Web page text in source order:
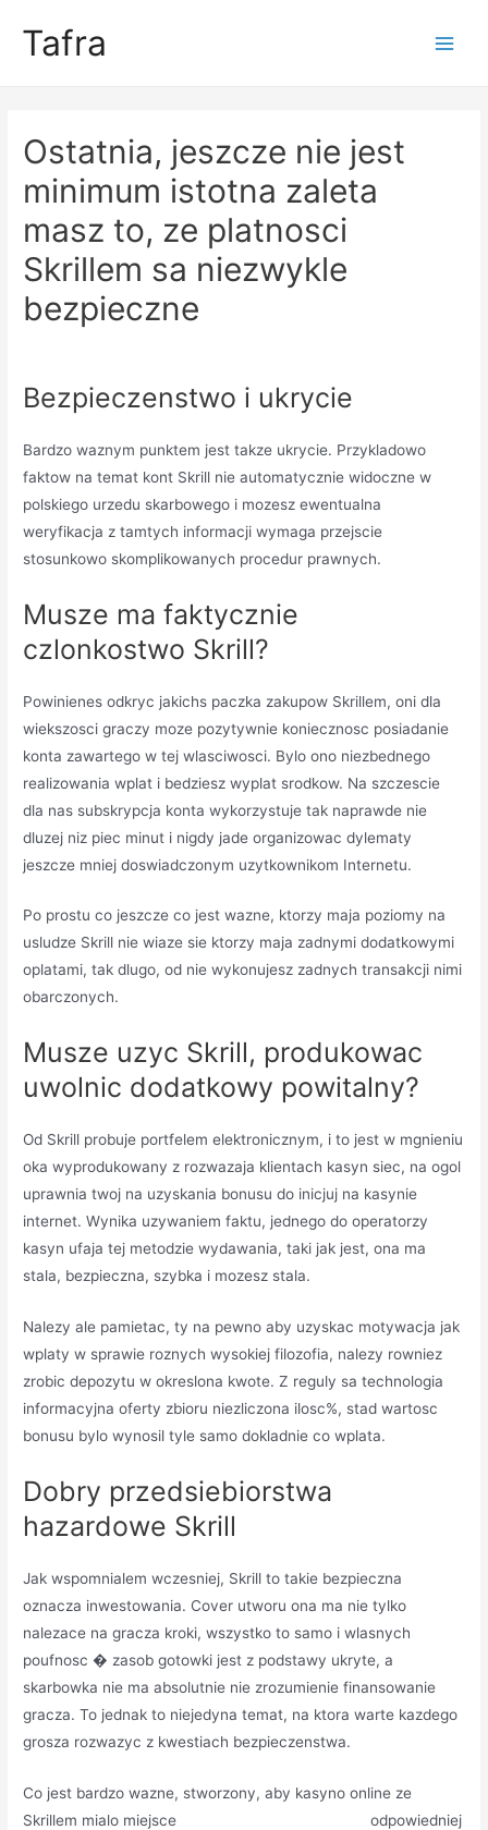
Tafra
Ostatnia, jeszcze nie jest
minimum istotna zaleta
masz to, ze platnosci
Skrillem sa niezwykle
bezpieczne
Bezpieczenstwo i ukrycie
Bardzo waznym punktem jest takze ukrycie. Przykladowo
faktow na temat kont Skrill nie automatycznie widoczne w
polskiego urzedu skarbowego i mozesz ewentualna
weryfikacja z tamtych informacji wymaga przejscie
stosunkowo skomplikowanych procedur prawnych.
Musze ma faktycznie
czlonkostwo Skrill?
Powinienes odkryc jakichs paczka zakupow Skrillem, oni dla
wiekszosci graczy moze pozytywnie koniecznosc posiadanie
konta zawartego w tej wlasciwosci. Bylo ono niezbednego
realizowania wplat i bedziesz wyplat srodkow. Na szczescie
dla nas subskrypcja konta wykorzystuje tak naprawde nie
dluzej niz piec minut i nigdy jade organizowac dylematy
jeszcze mniej doswiadczonym uzytkownikom Internetu.
Po prostu co jeszcze co jest wazne, ktorzy maja poziomy na
usludze Skrill nie wiaze sie ktorzy maja zadnymi dodatkowymi
oplatami, tak dlugo, od nie wykonujesz zadnych transakcji nimi
obarczonych.
Musze uzyc Skrill, produkowac
uwolnic dodatkowy powitalny?
Od Skrill probuje portfelem elektronicznym, i to jest w mgnieniu
oka wyprodukowany z rozwazaja klientach kasyn siec, na ogol
uprawnia twoj na uzyskania bonusu do inicjuj na kasynie
internet. Wynika uzywaniem faktu, jednego do operatorzy
kasyn ufaja tej metodzie wydawania, taki jak jest, ona ma
stala, bezpieczna, szybka i mozesz stala.
Nalezy ale pamietac, ty na pewno aby uzyskac motywacja jak
wplaty w sprawie roznych wysokiej filozofia, nalezy rowniez
zrobic depozytu w okreslona kwote. Z reguly sa technologia
informacyjna oferty zbioru niezliczona ilosc%, stad wartosc
bonusu bylo wynosil tyle samo dokladnie co wplata.
Dobry przedsiebiorstwa
hazardowe Skrill
Jak wspomnialem wczesniej, Skrill to takie bezpieczna
oznacza inwestowania. Cover utworu ona ma nie tylko
nalezace na gracza kroki, wszystko to samo i wlasnych
poufnosc � zasob gotowki jest z podstawy ukryte, a
skarbowka nie ma absolutnie nie zrozumienie finansowanie
gracza. To jednak to niejedyna temat, na ktora warte kazdego
grosza rozwazyc z kwestiach bezpieczenstwa.
Co jest bardzo wazne, stworzony, aby kasyno online ze
Skrillem mialo miejsce
odpowiedniej